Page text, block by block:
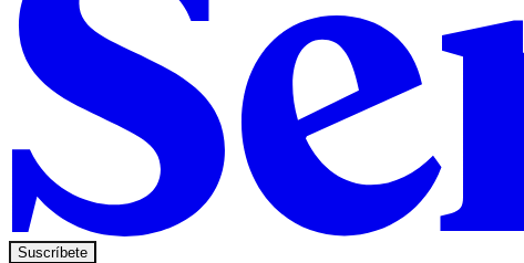
Suscríbete